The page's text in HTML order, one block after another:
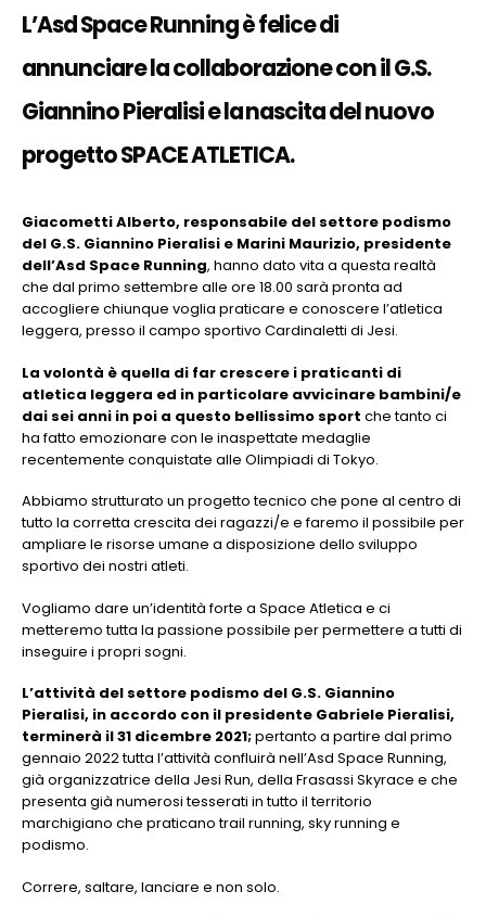
L’Asd Space Running è felice di
annunciare la collaborazione con il G.S.
Giannino Pieralisi e la nascita del nuovo
progetto SPACE ATLETICA.
Giacometti Alberto, responsabile del settore podismo
del G.S. Giannino Pieralisi e Marini Maurizio, presidente
dell’Asd Space Running, hanno dato vita a questa realtà
che dal primo settembre alle ore 18.00 sarà pronta ad
accogliere chiunque voglia praticare e conoscere l’atletica
leggera, presso il campo sportivo Cardinaletti di Jesi.
La volontà è quella di far crescere i praticanti di
atletica leggera ed in particolare avvicinare bambini/e
dai sei anni in poi a questo bellissimo sport che tanto ci
ha fatto emozionare con le inaspettate medaglie
recentemente conquistate alle Olimpiadi di Tokyo.
Abbiamo strutturato un progetto tecnico che pone al centro di
tutto la corretta crescita dei ragazzi/e e faremo il possibile per
ampliare le risorse umane a disposizione dello sviluppo
sportivo dei nostri atleti.
Vogliamo dare un’identità forte a Space Atletica e ci
metteremo tutta la passione possibile per permettere a tutti di
inseguire i propri sogni.
L’attività del settore podismo del G.S. Giannino
Pieralisi, in accordo con il presidente Gabriele Pieralisi,
terminerà il 31 dicembre 2021;pertanto a partire dal primo
gennaio 2022 tutta l’attività confluirà nell’Asd Space Running,
già organizzatrice della Jesi Run, della Frasassi Skyrace e che
presenta già numerosi tesserati in tutto il territorio
marchigiano che praticano trail running, sky running e
podismo.
Correre, saltare, lanciare e non solo.